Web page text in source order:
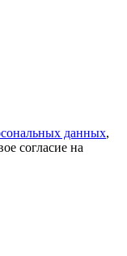
данных,
согласие на